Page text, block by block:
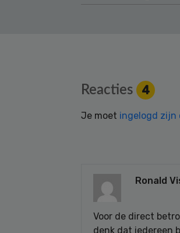
Reacties 4
Je moet ingelogd zijn
Ronald
Voor de direct
denk dat iedereen